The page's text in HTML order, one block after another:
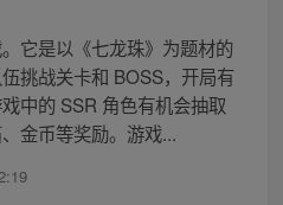
它是以《七龙珠》为题材的
挑战关卡和 BOSS，开局有
中的 SSR 角色有机会抽取
金币等奖励。游戏...